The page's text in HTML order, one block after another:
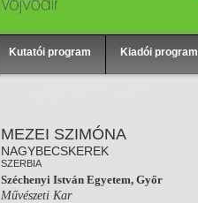
Kutatói program Kiadói program
MEZEI SZIMÓNA
NAGYBECSKEREK
SZERBIA
Széchenyi István Egyetem, Győr
Művészeti Kar